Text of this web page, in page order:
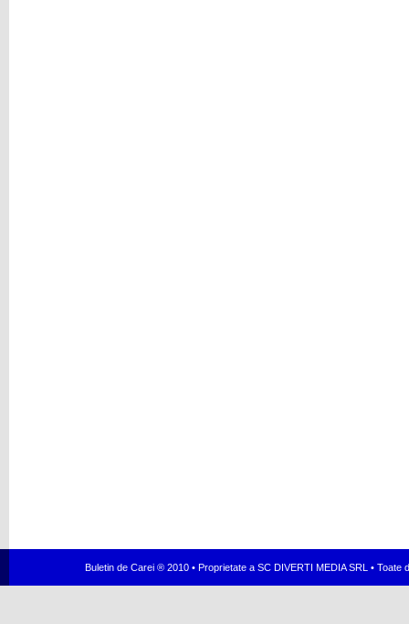
Buletin de Carei ® 2010 • Proprietate a SC DIVERTI MEDIA SRL •